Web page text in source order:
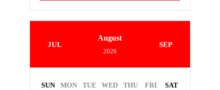
JUL
August
2026
SEP
SUN MON TUE WED THU FRI SAT